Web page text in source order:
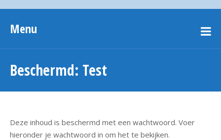
Menu
Beschermd: Test
Deze inhoud is beschermd met een wachtwoord. Voer
hieronder je wachtwoord in om het te bekijken.